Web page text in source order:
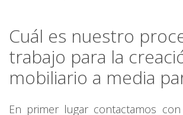
Cuál es nuestro
trabajo para la
mobiliario a media
En primer lugar contactamos